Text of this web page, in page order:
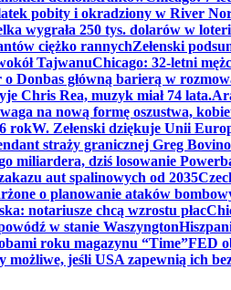
pobity i okradziony w River
wygrała 250 tys. dolarów w
ciężko rannychZełenski
TajwanuChicago: 32-letni
o Donbas główną barierą w
Chris Rea, muzyk miał 74 lata.
na nową formę oszustwa,
rokW. Zełenski dziękuje Unii
straży granicznej Greg
miliardera, dziś losowanie
aut spalinowych od 2035
o planowanie ataków
notariusze chcą wzrostu płac
w stanie Waszyngton
roku magazynu “Time”FED
możliwe, jeśli USA zapewnią ich